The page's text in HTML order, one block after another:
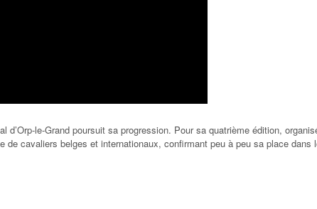
le-Grand poursuit sa progression. Pour sa quatrième édition,
de cavaliers belges et internationaux, confirmant peu à peu sa place dans